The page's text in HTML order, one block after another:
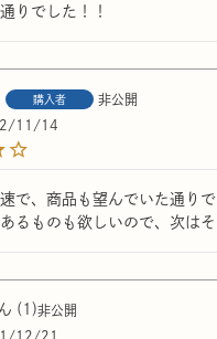
購入者
非公開
11/14
で、商品も望んでいた通りで
るものも欲しいので、次は
1
非公開
12/21